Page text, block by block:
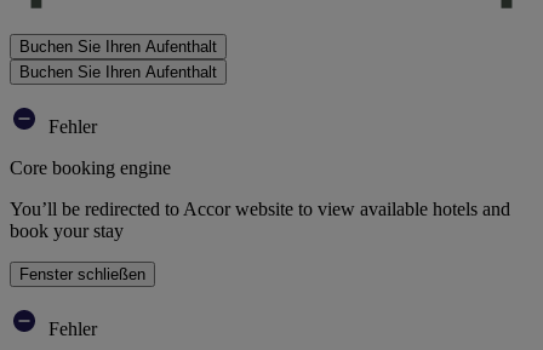
Buchen Sie Ihren Aufenthalt
Buchen Sie Ihren Aufenthalt
Fehler
Core booking engine
You’ll be redirected to Accor website to view available hotels and
book your stay
Fenster schließen
Fehler